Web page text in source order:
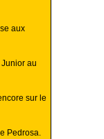
aux
au
sur le
Pedrosa.